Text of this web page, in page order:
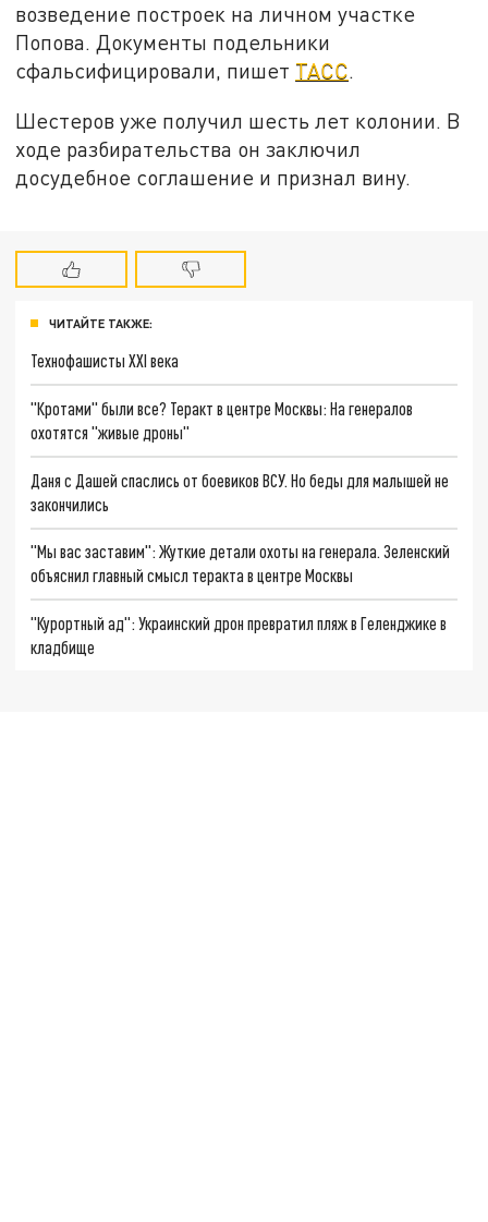
возведение построек на личном участке
Попова. Документы подельники
сфальсифицировали, пишет ТАСС.
Шестеров уже получил шесть лет колонии. В
ходе разбирательства он заключил
досудебное соглашение и признал вину.
ЧИТАЙТЕ ТАКЖЕ:
Технофашисты XXI века
"Кротами" были все? Теракт в центре Москвы: На генералов
охотятся "живые дроны"
Даня с Дашей спаслись от боевиков ВСУ. Но беды для малышей не
закончились
"Мы вас заставим": Жуткие детали охоты на генерала. Зеленский
объяснил главный смысл теракта в центре Москвы
"Курортный ад": Украинский дрон превратил пляж в Геленджике в
кладбище